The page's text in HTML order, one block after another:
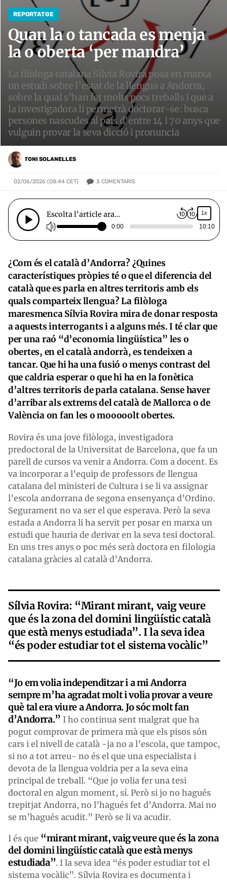
REPORTATGE
Quan la o tancada es menja
la o oberta ‘per mandra’
La filòloga catalana Sílvia Rovira posa en marxa
un estudi sobre l’estat de la llengua a Andorra,
sobre la qual s’han fet molts pocs treballs i que a
la investigadora li permetrà doctorar-se: busca
persones nascudes al país d’entre 14 i 70 anys que
vulguin provar la seva dicció i pronuncia
TONI SOLANELLES
02/06/2026 (08:44 CET) 3 COMENTARIS
Escolta l'article ara… 1x
0:00 10:10
¿Com és el català d’Andorra? ¿Quines
característiques pròpies té o que el diferencia del
català que es parla en altres territoris amb els
quals comparteix llengua? La filòloga
maresmenca Sílvia Rovira mira de donar resposta
a aquests interrogants i a alguns més. I té clar que
per una raó “d’economia lingüística” les o
obertes, en el català andorrà, es tendeixen a
tancar. Que hi ha una fusió o menys contrast del
que caldria esperar o que hi ha en la fonètica
d’altres territoris de parla catalana. Sense haver
d’arribar als extrems del català de Mallorca o de
València on fan les o mooooolt obertes.
Rovira és una jove filòloga, investigadora
predoctoral de la Universitat de Barcelona, que fa un
parell de cursos va venir a Andorra. Com a docent. Es
va incorporar a l’equip de professors de llengua
catalana del ministeri de Cultura i se li va assignar
l’escola andorrana de segona ensenyança d’Ordino.
Segurament no va ser el que esperava. Però la seva
estada a Andorra li ha servit per posar en marxa un
estudi que hauria de derivar en la seva tesi doctoral.
En uns tres anys o poc més serà doctora en filologia
catalana gràcies al català d’Andorra.
Sílvia Rovira: “Mirant mirant, vaig veure
que és la zona del domini lingüístic català
que està menys estudiada”. I la seva idea
“és poder estudiar tot el sistema vocàlic”
“Jo em volia independitzar i a mi Andorra
sempre m’ha agradat molt i volia provar a veure
què tal era viure a Andorra. Jo sóc molt fan
d’Andorra.” I ho continua sent malgrat que ha
pogut comprovar de primera mà que els pisos són
cars i el nivell de català -ja no a l’escola, que tampoc,
si no a tot arreu- no és el que una especialista i
devota de la llengua voldria per a la seva eina
principal de treball. “Que jo volia fer una tesi
doctoral en algun moment, sí. Però si jo no hagués
trepitjat Andorra, no l’hagués fet d’Andorra. Mai no
se m’hagués acudit.” Però se li va acudir.
I és que “mirant mirant, vaig veure que és la zona
del domini lingüístic català que està menys
estudiada”. I la seva idea “és poder estudiar tot el
sistema vocàlic”. Sílvia Rovira es documenta i